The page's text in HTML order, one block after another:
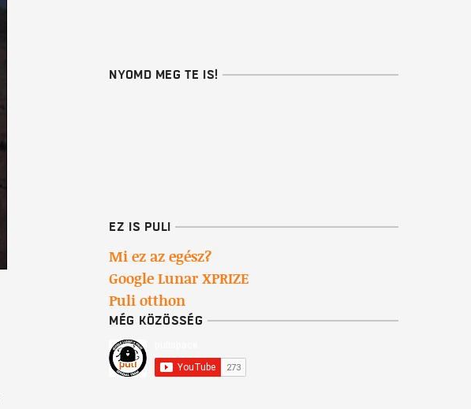
NYOMD MEG TE IS!
EZ IS PULI
Mi ez az egész?
Google Lunar XPRIZE
Puli otthon
MÉG KÖZÖSSÉG